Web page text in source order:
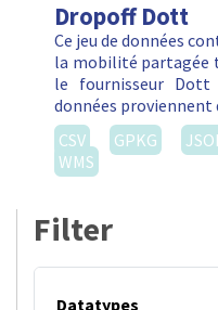
Dropoff Dott
Ce jeu de données
la mobilité partagée
le fournisseur Dott
données
CSV
GPKG
WMS
Filter
Datatypes